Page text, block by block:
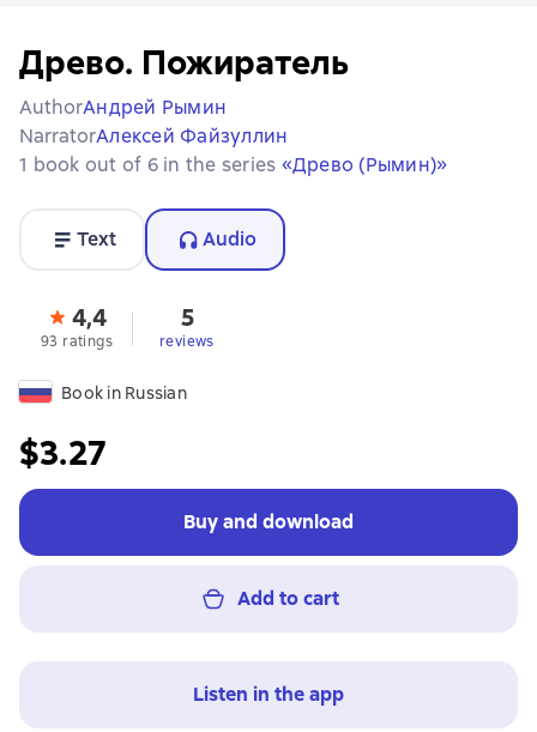
Древо. Пожиратель
AuthorАндрей Рымин
NarratorАлексей Файзуллин
1 book out of 6 in the series «Древо (Рымин)»
Text Audio
4,4
93 ratings
5
reviews
Book in Russian
$3.27
Buy and download
Add to cart
Listen in the app